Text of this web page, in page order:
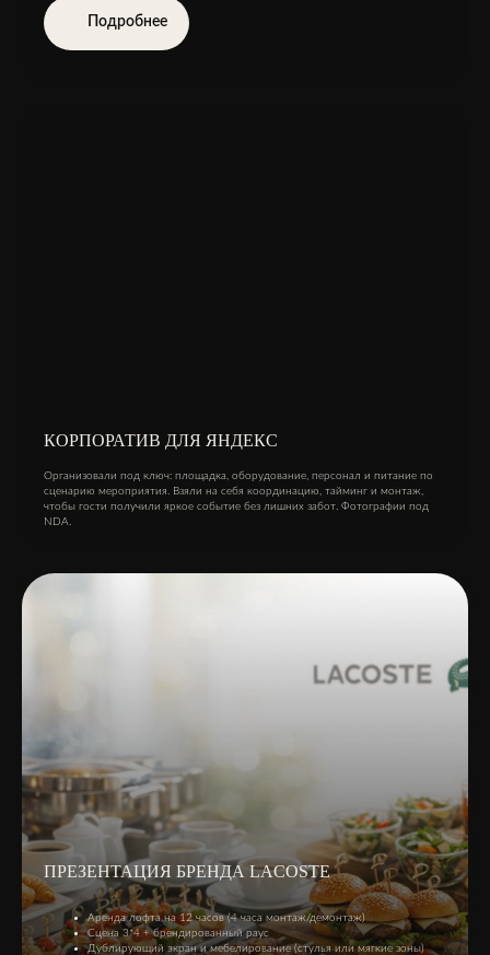
Подробнее
КОРПОРАТИВ ДЛЯ ЯНДЕКС
Организовали под ключ: площадка, оборудование, персонал и питание по
сценарию мероприятия. Взяли на себя координацию, тайминг и монтаж,
чтобы гости получили яркое событие без лишних забот. Фотографии под
NDA.
ПРЕЗЕНТАЦИЯ БРЕНДА LACOSTE
Аренда лофта на 12 часов (4 часа монтаж/демонтаж)
Сцена 3*4 + брендированный раус
Дублирующий экран и мебелирование (стулья или мягкие зоны)